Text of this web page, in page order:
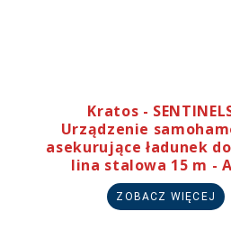
Kratos -
Urządzenie
asekurujące ładunek
lina stalowa 15 m -
ZOBACZ WIĘCEJ